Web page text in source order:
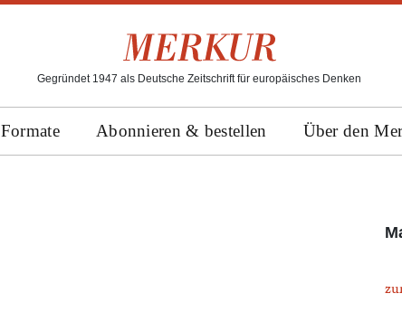
Gegründet 1947 als Deutsche Zeitschrift für europäisches Denken
Formate Abonnieren & bestellen Über den